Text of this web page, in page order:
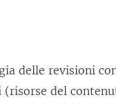
delle revisioni
del